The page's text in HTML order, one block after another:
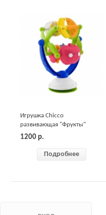
Игрушка Chicco
развивающая "Фрукты"
1200 р.
Подробнее